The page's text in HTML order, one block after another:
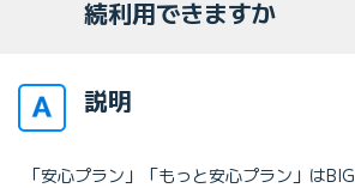
続利用できますか
説明
「安心プラン」「もっと安心プラン」は